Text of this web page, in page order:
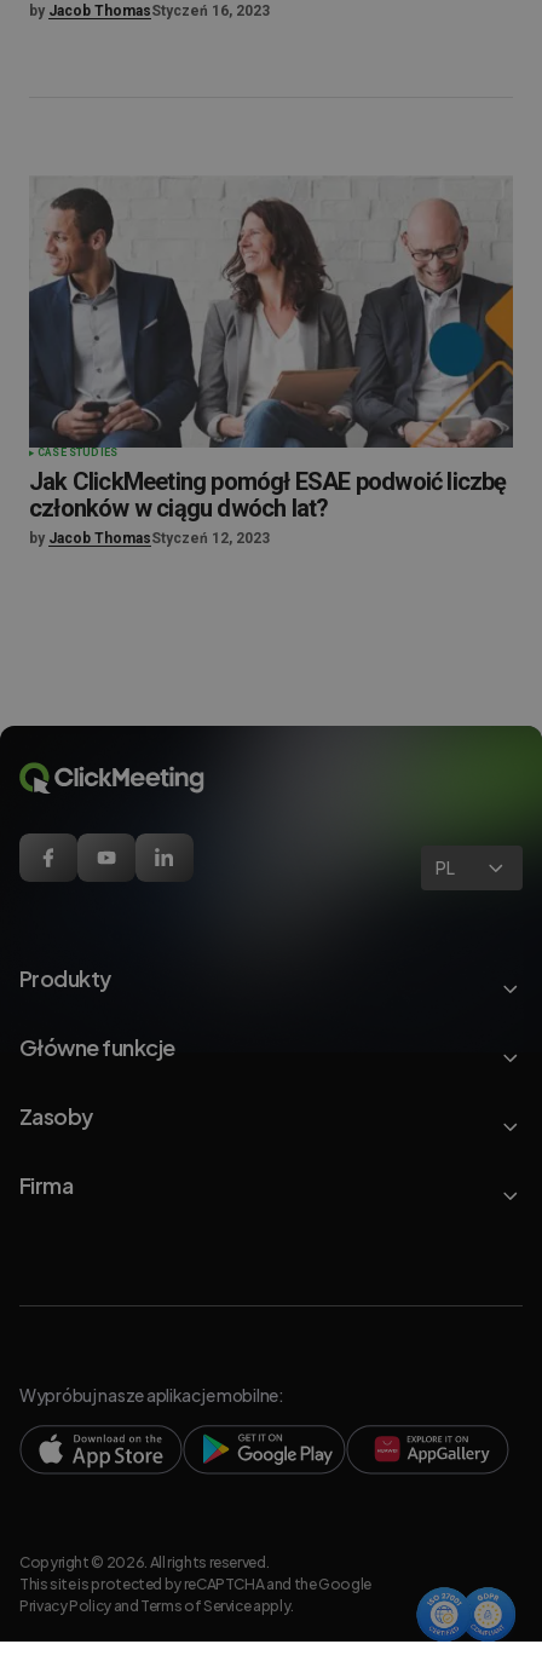
by Jacob ThomasStyczeń 16, 2023
CASE STUDIES
Jak ClickMeeting pomógł ESAE podwoić liczbę
członków w ciągu dwóch lat?
by Jacob ThomasStyczeń 12, 2023
PL
Produkty
Główne funkcje
Zasoby
Firma
Wypróbuj nasze aplikacje mobilne:
Copyright © 2026. All rights reserved.
This site is protected by reCAPTCHA and the Google
Privacy Policyand Terms of Serviceapply.